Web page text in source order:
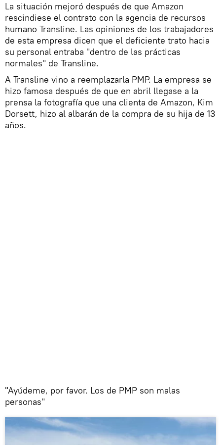
La situación mejoró después de que Amazon
rescindiese el contrato con la agencia de recursos
humano Transline. Las opiniones de los trabajadores
de esta empresa dicen que el deficiente trato hacia
su personal entraba "dentro de las prácticas
normales" de Transline.
A Transline vino a reemplazarla PMP. La empresa se
hizo famosa después de que en abril llegase a la
prensa la fotografía que una clienta de Amazon, Kim
Dorsett, hizo al albarán de la compra de su hija de 13
años.
"Ayúdeme, por favor. Los de PMP son malas
personas"